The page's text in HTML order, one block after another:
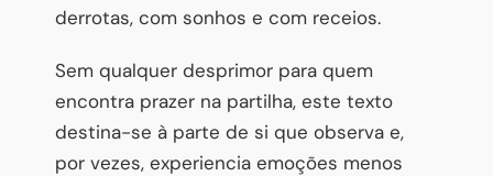
derrotas, com sonhos e com receios.
Sem qualquer desprimor para quem
encontra prazer na partilha, este texto
destina-se à parte de si que observa e,
por vezes, experiencia emoções menos